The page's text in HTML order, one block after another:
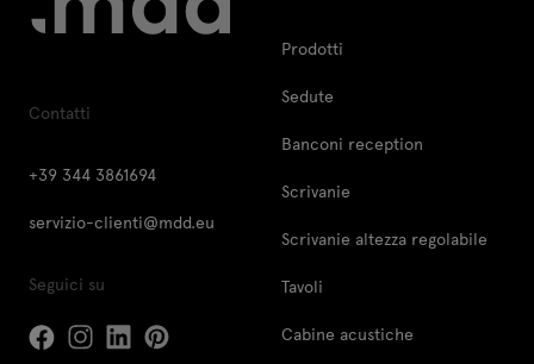
Contatti
+39 344 3861694
servizio-clienti@mdd.eu
Seguici su
Prodotti
Sedute
Banconi reception
Scrivanie
Scrivanie altezza regolabile
Tavoli
Cabine acustiche